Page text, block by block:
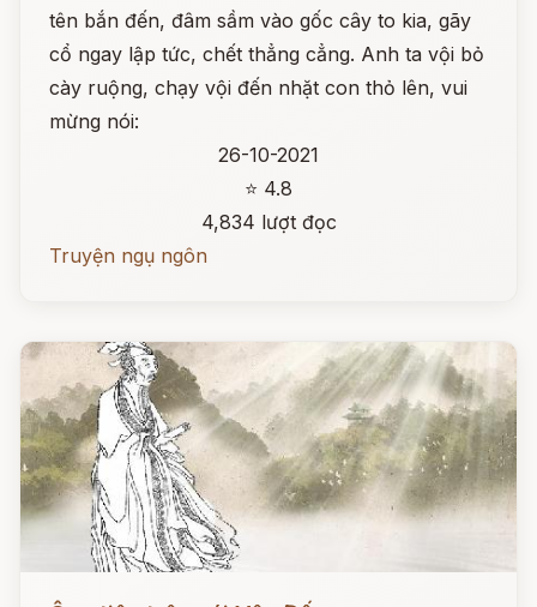
tên bắn đến, đâm sầm vào gốc cây to kia, gãy
cổ ngay lập tức, chết thẳng cẳng. Anh ta vội bỏ
cày ruộng, chạy vội đến nhặt con thỏ lên, vui
mừng nói:
26-10-2021
⭐ 4.8
4,834 lượt đọc
Truyện ngụ ngôn
Đọc ngay